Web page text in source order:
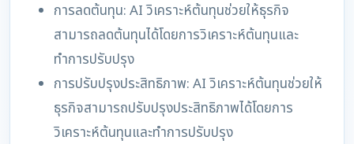
การลดต้นทุน: AI วิเคราะห์ต้นทุนช่วยให้ธุรกิจ
สามารถลดต้นทุนได้โดยการวิเคราะห์ต้นทุนและ
ทำการปรับปรุง
การปรับปรุงประสิทธิภาพ: AI วิเคราะห์ต้นทุนช่วยให้
ธุรกิจสามารถปรับปรุงประสิทธิภาพได้โดยการ
วิเคราะห์ต้นทุนและทำการปรับปรุง